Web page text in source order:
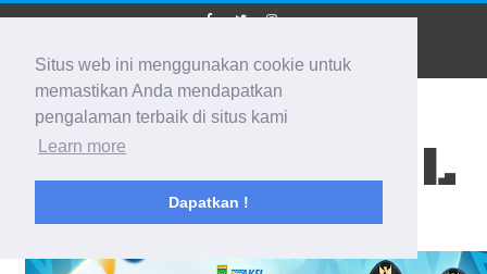
Situs web ini menggunakan cookie untuk
memastikan Anda mendapatkan
pengalaman terbaik di situs kami
Learn more
Dapatkan !
BIDIK KALSEL
Membidik Ke Segala Arah